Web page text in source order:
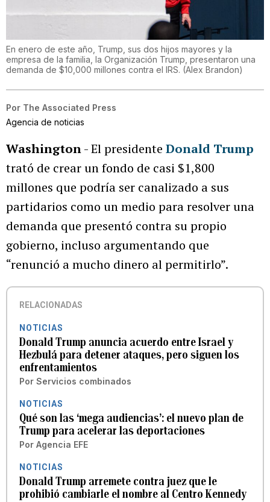
En enero de este año, Trump, sus dos hijos mayores y la
empresa de la familia, la Organización Trump, presentaron una
demanda de $10,000 millones contra el IRS. (Alex Brandon)
Por The Associated Press
Agencia de noticias
Washington- El presidente Donald Trump
trató de crear un fondo de casi $1,800
millones que podría ser canalizado a sus
partidarios como un medio para resolver una
demanda que presentó contra su propio
gobierno, incluso argumentando que
“renunció a mucho dinero al permitirlo”.
RELACIONADAS
NOTICIAS
Donald Trump anuncia acuerdo entre Israel y
Hezbulá para detener ataques, pero siguen los
enfrentamientos
Por Servicios combinados
NOTICIAS
Qué son las ‘mega audiencias’: el nuevo plan de
Trump para acelerar las deportaciones
Por Agencia EFE
NOTICIAS
Donald Trump arremete contra juez que le
prohibió cambiarle el nombre al Centro Kennedy